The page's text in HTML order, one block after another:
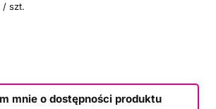
/ szt.
mnie o dostępności produktu